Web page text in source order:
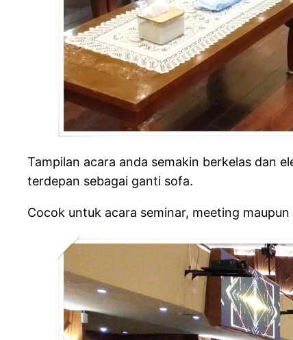
Tampilan acara anda semakin berkelas dan
terdepan sebagai ganti sofa.
Cocok untuk acara seminar, meeting